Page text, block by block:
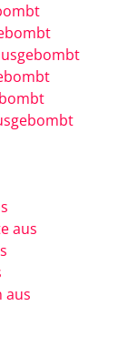
aus
aus